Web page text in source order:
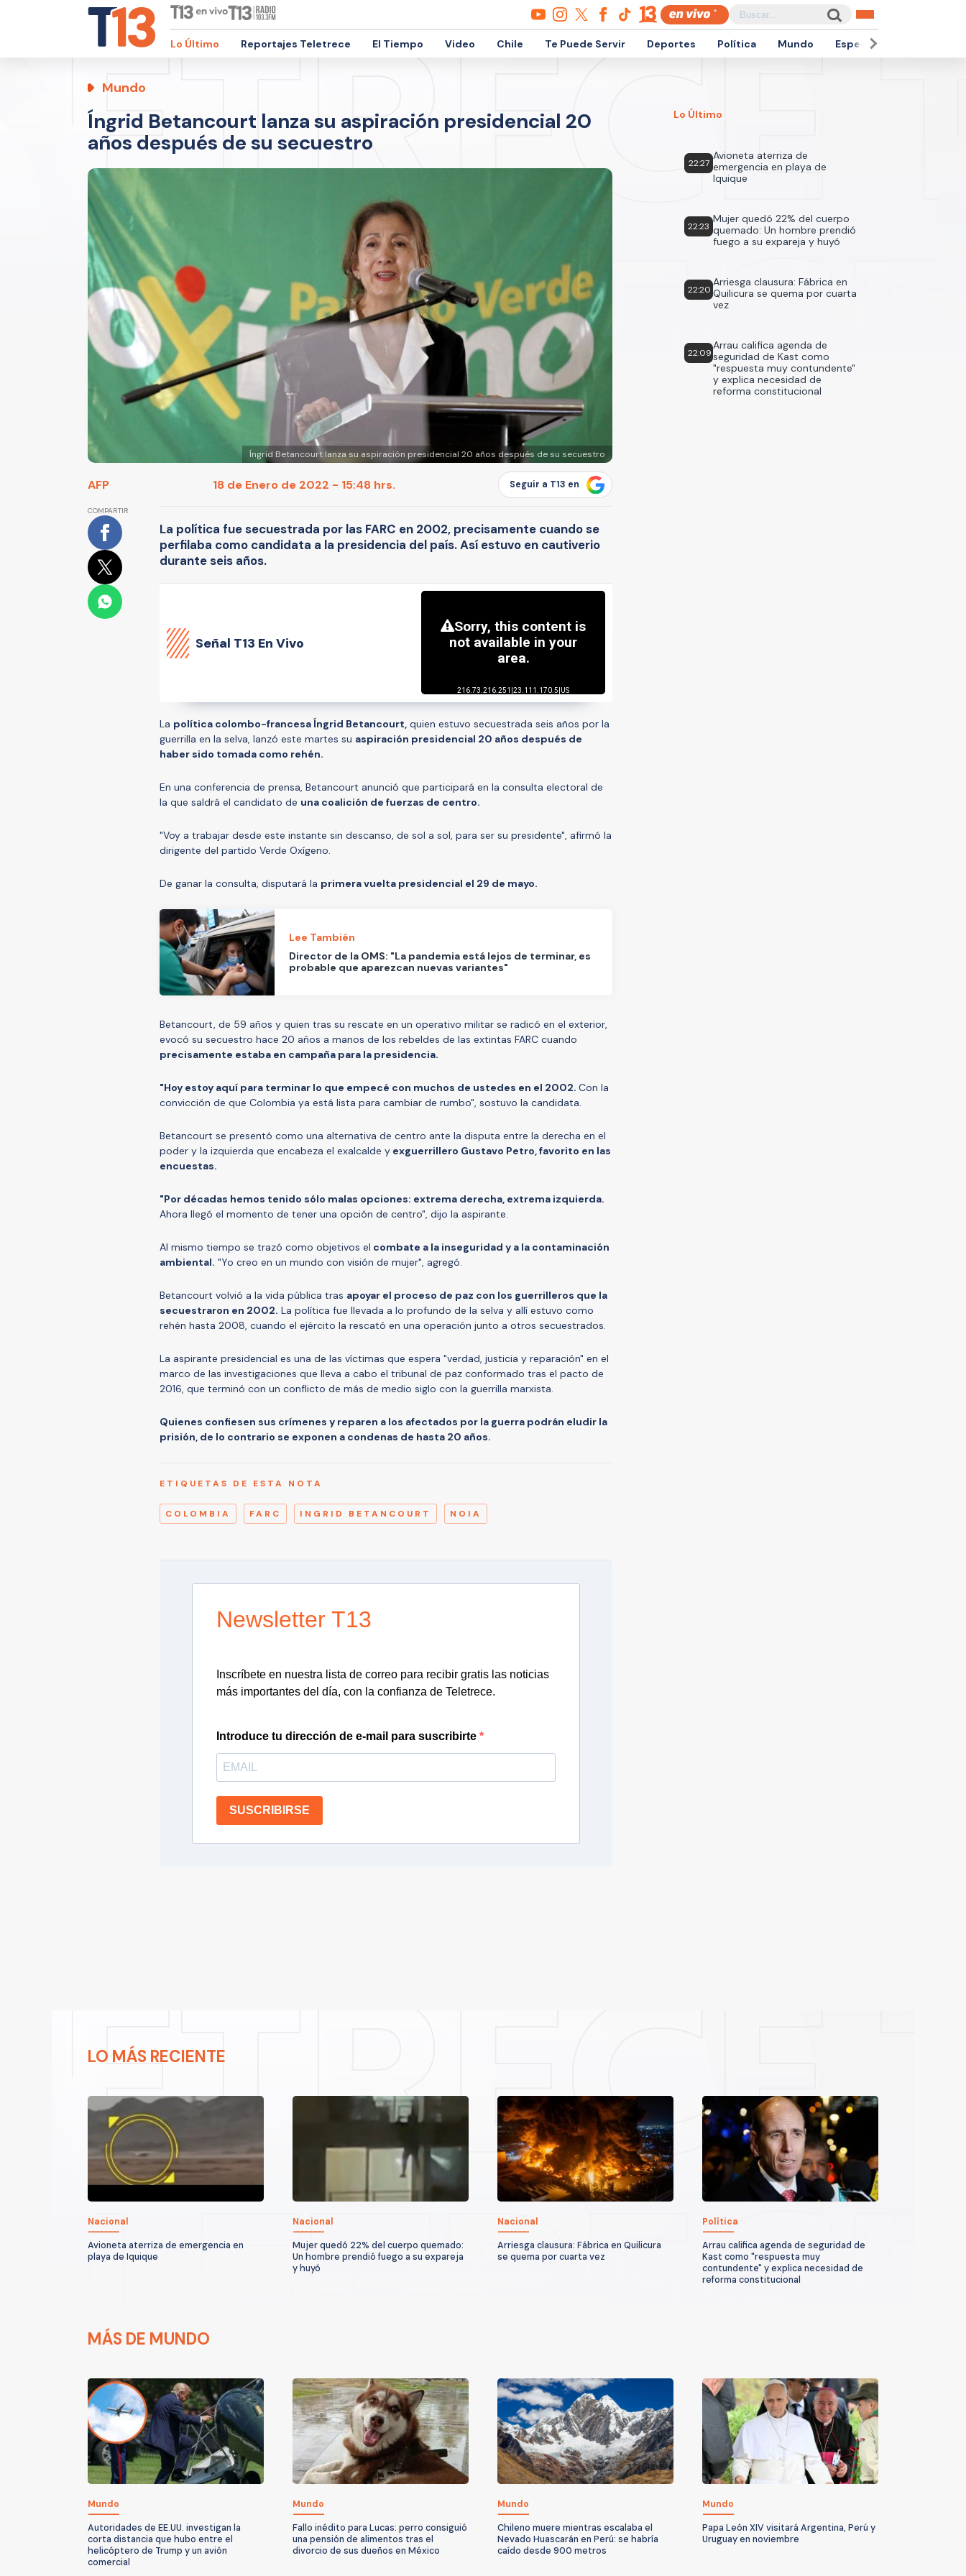
Lo Último Reportajes Teletrece El Tiempo Video Chile Te Puede Servir Deportes Política Mundo Espectáculos
Mundo
Íngrid Betancourt lanza su aspiración presidencial 20
años después de su secuestro
Íngrid Betancourt lanza su aspiración presidencial 20 años después de su secuestro
AFP 18 de Enero de 2022 - 15:48 hrs. Seguir a T13 en
COMPARTIR
La política fue secuestrada por las FARC en 2002, precisamente cuando se
perfilaba como candidata a la presidencia del país. Así estuvo en cautiverio
durante seis años.
Señal T13 En Vivo
La política colombo-francesa Íngrid Betancourt, quien estuvo secuestrada seis años por la
guerrilla en la selva, lanzó este martes su aspiración presidencial 20 años después de
haber sido tomada como rehén.
En una conferencia de prensa, Betancourt anunció que participará en la consulta electoral de
la que saldrá el candidato de una coalición de fuerzas de centro.
"Voy a trabajar desde este instante sin descanso, de sol a sol, para ser su presidente", afirmó la
dirigente del partido Verde Oxígeno.
De ganar la consulta, disputará la primera vuelta presidencial el 29 de mayo.
Lee También
Director de la OMS: "La pandemia está lejos de terminar, es
probable que aparezcan nuevas variantes"
Betancourt, de 59 años y quien tras su rescate en un operativo militar se radicó en el exterior,
evocó su secuestro hace 20 años a manos de los rebeldes de las extintas FARC cuando
precisamente estaba en campaña para la presidencia.
"Hoy estoy aquí para terminar lo que empecé con muchos de ustedes en el 2002. Con la
convicción de que Colombia ya está lista para cambiar de rumbo", sostuvo la candidata.
Betancourt se presentó como una alternativa de centro ante la disputa entre la derecha en el
poder y la izquierda que encabeza el exalcalde y exguerrillero Gustavo Petro, favorito en las
encuestas.
"Por décadas hemos tenido sólo malas opciones: extrema derecha, extrema izquierda.
Ahora llegó el momento de tener una opción de centro", dijo la aspirante.
Al mismo tiempo se trazó como objetivos el combate a la inseguridad y a la contaminación
ambiental. "Yo creo en un mundo con visión de mujer", agregó.
Betancourt volvió a la vida pública tras apoyar el proceso de paz con los guerrilleros que la
secuestraron en 2002. La política fue llevada a lo profundo de la selva y allí estuvo como
rehén hasta 2008, cuando el ejército la rescató en una operación junto a otros secuestrados.
La aspirante presidencial es una de las víctimas que espera "verdad, justicia y reparación" en el
marco de las investigaciones que lleva a cabo el tribunal de paz conformado tras el pacto de
2016, que terminó con un conflicto de más de medio siglo con la guerrilla marxista.
Quienes confiesen sus crímenes y reparen a los afectados por la guerra podrán eludir la
prisión, de lo contrario se exponen a condenas de hasta 20 años.
ETIQUETAS DE ESTA NOTA
COLOMBIA FARC INGRID BETANCOURT NOIA
Newsletter T13
Inscríbete en nuestra lista de correo para recibir gratis las noticias
más importantes del día, con la confianza de Teletrece.
Introduce tu dirección de e-mail para suscribirte
SUSCRIBIRSE
Lo Último
22:27
Avioneta aterriza de
emergencia en playa de
Iquique
22:23
Mujer quedó 22% del cuerpo
quemado: Un hombre prendió
fuego a su expareja y huyó
22:20
Arriesga clausura: Fábrica en
Quilicura se quema por cuarta
vez
22:09
Arrau califica agenda de
seguridad de Kast como
"respuesta muy contundente"
y explica necesidad de
reforma constitucional
LO MÁS RECIENTE
Nacional
Avioneta aterriza de emergencia en
playa de Iquique
Nacional
Mujer quedó 22% del cuerpo quemado:
Un hombre prendió fuego a su expareja
y huyó
Nacional
Arriesga clausura: Fábrica en Quilicura
se quema por cuarta vez
Política
Arrau califica agenda de seguridad de
Kast como "respuesta muy
contundente" y explica necesidad de
reforma constitucional
MÁS DE MUNDO
Mundo
Autoridades de EE.UU. investigan la
corta distancia que hubo entre el
helicóptero de Trump y un avión
comercial
Mundo
Fallo inédito para Lucas: perro consiguió
una pensión de alimentos tras el
divorcio de sus dueños en México
Mundo
Chileno muere mientras escalaba el
Nevado Huascarán en Perú: se habría
caído desde 900 metros
Mundo
Papa León XIV visitará Argentina, Perú y
Uruguay en noviembre